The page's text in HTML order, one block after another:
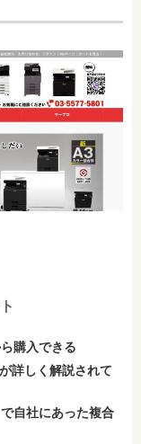
購入できる
詳しく解説されて
自社にあった複合